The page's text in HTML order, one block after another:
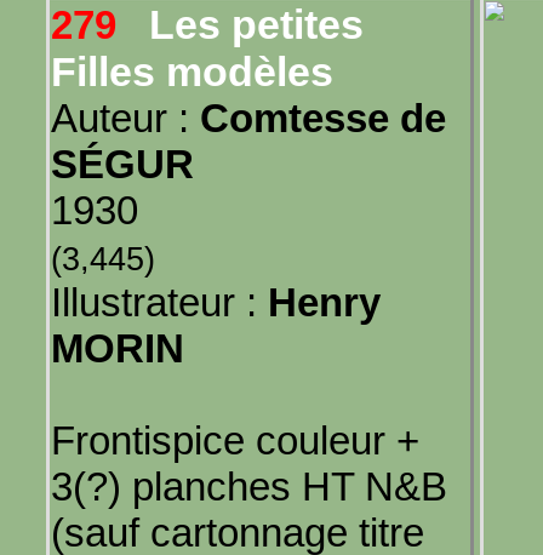
279
Les petites
Filles modèles
Auteur : Comtesse de
SÉGUR
1930
(3,445)
Illustrateur : Henry
MORIN
Frontispice couleur +
3(?) planches HT N&B
(sauf cartonnage titre